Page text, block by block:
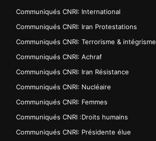
Communiqués CNRI: International
Communiqués CNRI: Iran Protestations
Communiqués CNRI: Terrorisme & intégrisme
Communiqués CNRI: Achraf
Communiqués CNRI: Iran Résistance
Communiqués CNRI: Nucléaire
Communiqués CNRI: Femmes
Communiqués CNRI :Droits humains
Communiqués CNRI: Présidente élue